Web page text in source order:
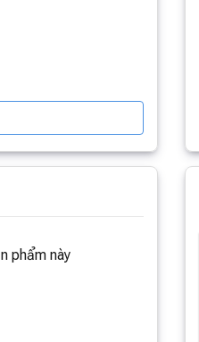
phẩm này